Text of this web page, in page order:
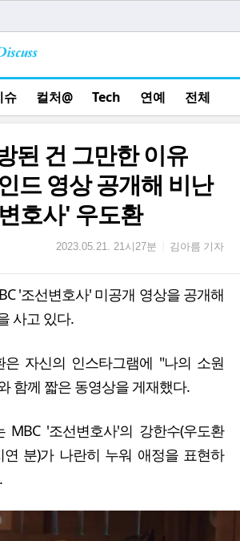
컬처@ Tech 연예 전체
된 건 그만한 이유
드 영상 공개해 비난
호사' 우도환
2023.05.21. 21시27분 김아름 기자
'조선변호사' 미공개 영상을 공개해
사고 있다.
은 자신의 인스타그램에 "나의 소원
함께 짧은 동영상을 게재했다.
MBC '조선변호사'의 강한수(우도환
연 분)가 나란히 누워 애정을 표현하